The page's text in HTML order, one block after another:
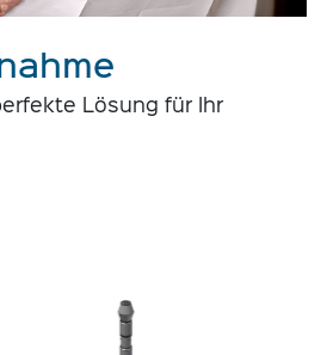
Lösung für Ihr